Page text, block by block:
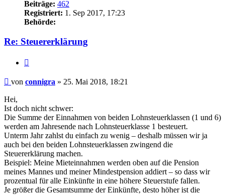
Beiträge: 462
Registriert: 1. Sep 2017, 17:23
Behörde:
Re: Steuererklärung
Beitrag
von connigra » 25. Mai 2018, 18:21
Hei,
Ist doch nicht schwer:
Die Summe der Einnahmen von beiden Lohnsteuerklassen (1 und 6)
werden am Jahresende nach Lohnsteuerklasse 1 besteuert.
Unterm Jahr zahlst du einfach zu wenig – deshalb müssen wir ja
auch bei den beiden Lohnsteuerklassen zwingend die
Steuererklärung machen.
Beispiel: Meine Mieteinnahmen werden oben auf die Pension
meines Mannes und meiner Mindestpension addiert – so dass wir
prozentual für alle Einkünfte in eine höhere Steuerstufe fallen.
Je größer die Gesamtsumme der Einkünfte, desto höher ist die